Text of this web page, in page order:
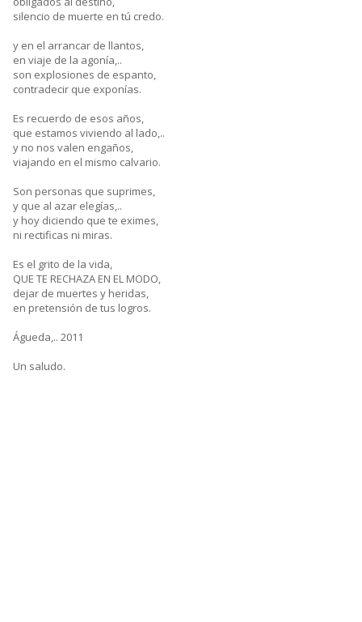
silencio de muerte en tú credo.
y en el arrancar de llantos,
en viaje de la agonía,..
son explosiones de espanto,
contradecir que exponías.
Es recuerdo de esos años,
que estamos viviendo al lado,..
y no nos valen engaños,
viajando en el mismo calvario.
Son personas que suprimes,
y que al azar elegías,..
y hoy diciendo que te eximes,
ni rectificas ni miras.
Es el grito de la vida,
QUE TE RECHAZA EN EL MODO,
dejar de muertes y heridas,
en pretensión de tus logros.
Águeda,.. 2011
Un saludo.